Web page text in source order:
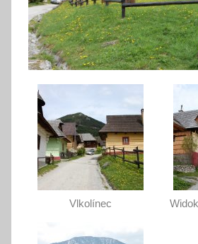
Vlkolínec